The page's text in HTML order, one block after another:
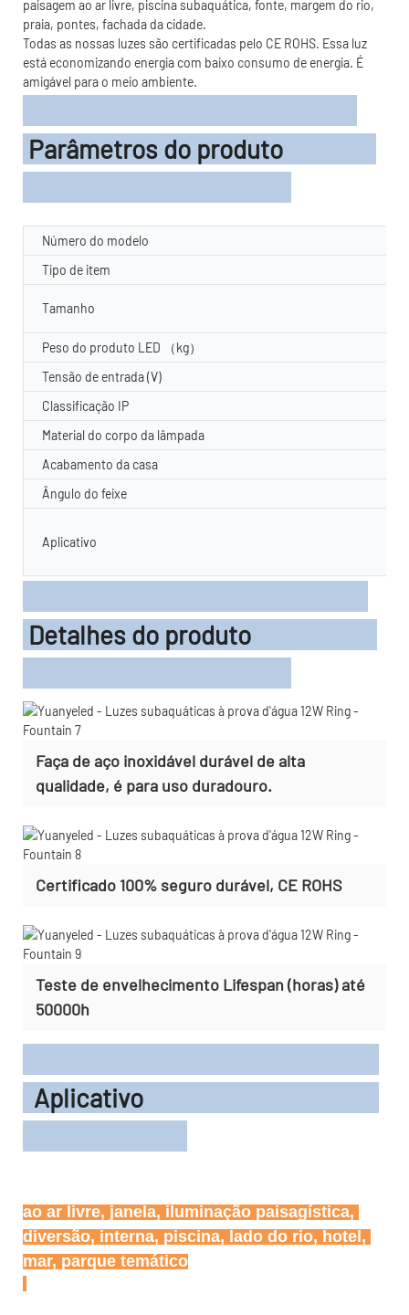
paisagem ao ar livre, piscina subaquática, fonte, margem do rio,
praia, pontes, fachada da cidade.
Todas as nossas luzes são certificadas pelo CE ROHS. Essa luz
está economizando energia com baixo consumo de energia. É
amigável para o meio ambiente.
Parâmetros do produto
Número do modelo
Tipo de item
Tamanho
Peso do produto LED （kg）
Tensão de entrada (V)
Classificação IP
Material do corpo da lâmpada
Acabamento da casa
Ângulo do feixe
Aplicativo
Detalhes do produto
Faça de aço inoxidável durável de alta
qualidade, é para uso duradouro.
Certificado 100% seguro durável, CE ROHS
Teste de envelhecimento Lifespan (horas) até
50000h
Aplicativo
ao ar livre, janela, iluminação paisagística,
diversão, interna, piscina, lado do rio, hotel,